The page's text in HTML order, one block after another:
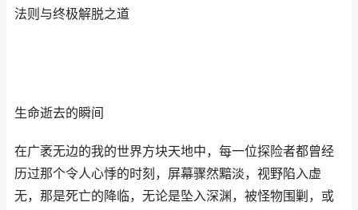
法则与终极解脱之道
生命逝去的瞬间
在广袤无边的我的世界方块天地中，每一位探险者都曾经
历过那个令人心悸的时刻，屏幕骤然黯淡，视野陷入虚
无，那是死亡的降临，无论是坠入深渊，被怪物围剿，或